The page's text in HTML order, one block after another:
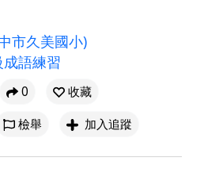
市久美國小)
語練習
0
收藏
檢舉 加入追蹤